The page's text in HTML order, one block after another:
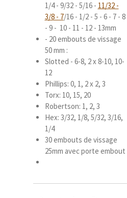
1/4 - 9/32 - 5/16 - 11/32 -
3/8 - 7/16 - 1/2 - 5 - 6 - 7 - 8
- 9 - 10 - 11 - 12 - 13mm
- 20 embouts de vissage
50 mm :
Slotted - 6-8, 2 x 8-10, 10-
12
Phillips: 0, 1, 2 x 2, 3
Torx: 10, 15, 20
Robertson: 1, 2, 3
Hex: 3/32, 1/8, 5/32, 3/16,
1/4
30 embouts de vissage
25mm avec porte embout